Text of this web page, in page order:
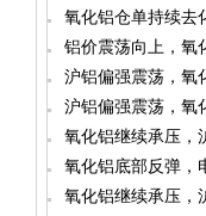
氧化铝仓单持续去
铝价震荡向上，氧
沪铝偏强震荡，氧
沪铝偏强震荡，氧
氧化铝继续承压，
氧化铝底部反弹，
氧化铝继续承压，